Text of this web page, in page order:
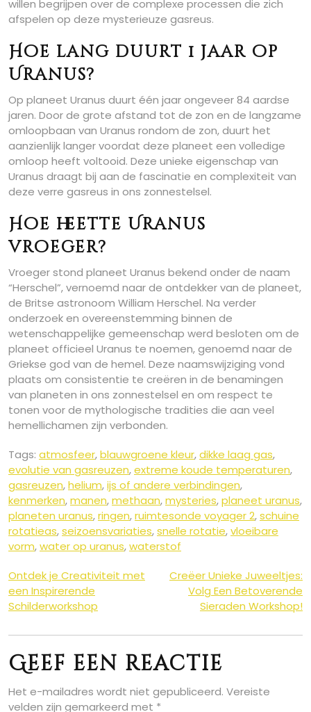
willen begrijpen over de complexe processen die zich
afspelen op deze mysterieuze gasreus.
Hoe lang duurt 1 jaar op
Uranus?
Op planeet Uranus duurt één jaar ongeveer 84 aardse
jaren. Door de grote afstand tot de zon en de langzame
omloopbaan van Uranus rondom de zon, duurt het
aanzienlijk langer voordat deze planeet een volledige
omloop heeft voltooid. Deze unieke eigenschap van
Uranus draagt bij aan de fascinatie en complexiteit van
deze verre gasreus in ons zonnestelsel.
Hoe heette Uranus
vroeger?
Vroeger stond planeet Uranus bekend onder de naam
“Herschel”, vernoemd naar de ontdekker van de planeet,
de Britse astronoom William Herschel. Na verder
onderzoek en overeenstemming binnen de
wetenschappelijke gemeenschap werd besloten om de
planeet officieel Uranus te noemen, genoemd naar de
Griekse god van de hemel. Deze naamswijziging vond
plaats om consistentie te creëren in de benamingen
van planeten in ons zonnestelsel en om respect te
tonen voor de mythologische tradities die aan veel
hemellichamen zijn verbonden.
Tags: atmosfeer,blauwgroene kleur,dikke laag gas,
evolutie van gasreuzen,extreme koude temperaturen,
gasreuzen,helium,ijs of andere verbindingen,
kenmerken,manen,methaan,mysteries,planeet uranus,
planeten uranus,ringen,ruimtesonde voyager 2,schuine
rotatieas,seizoensvariaties,snelle rotatie,vloeibare
vorm,water op uranus,waterstof
Berichtnavigatie
Ontdek je Creativiteit met
een Inspirerende
Schilderworkshop
Creëer Unieke Juweeltjes:
Volg Een Betoverende
Sieraden Workshop!
Geef een reactie
Het e-mailadres wordt niet gepubliceerd. Vereiste
velden zijn gemarkeerd met *